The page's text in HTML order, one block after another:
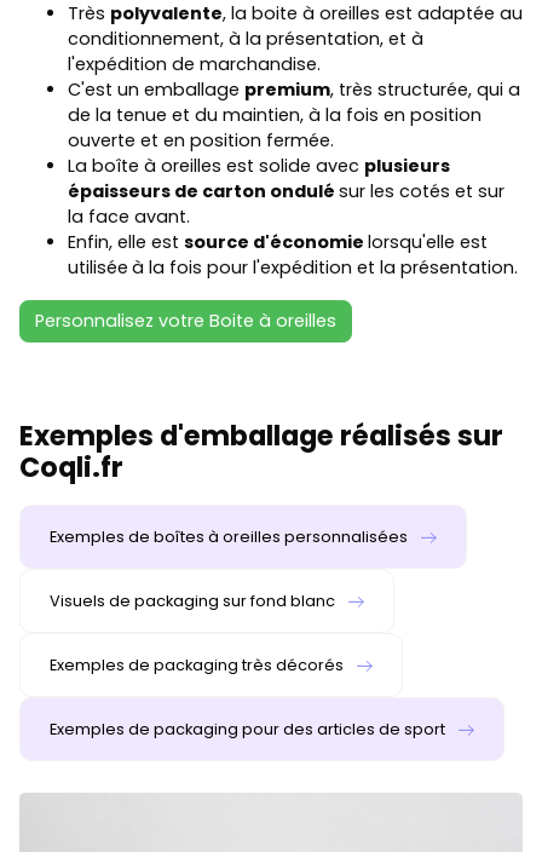
Très polyvalente, la boite à oreilles est adaptée au
conditionnement, à la présentation, et à
l'expédition de marchandise.
C'est un emballage premium, très structurée, qui a
de la tenue et du maintien, à la fois en position
ouverte et en position fermée.
La boîte à oreilles est solide avec plusieurs
épaisseurs de carton ondulé sur les cotés et sur
la face avant.
Enfin, elle est source d'économie lorsqu'elle est
utilisée à la fois pour l'expédition et la présentation.
Personnalisez votre Boite à oreilles
Exemples d'emballage réalisés sur
Coqli.fr
Exemples de boîtes à oreilles personnalisées
Visuels de packaging sur fond blanc
Exemples de packaging très décorés
Exemples de packaging pour des articles de sport